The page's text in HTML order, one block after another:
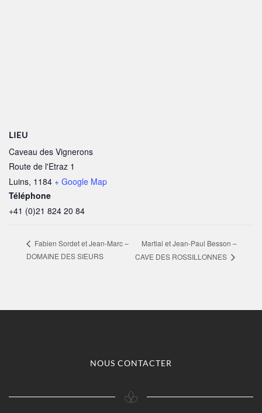
LIEU
Caveau des Vignerons
Route de l'Etraz 1
Luins, 1184 + Google Map
Téléphone
+41 (0)21 824 20 84
Fabien Sordet et Jean-Marc –
DOMAINE DES SIEURS
Martial et Jean-Paul Besson –
CAVE DES ROSSILLONNES
NOUS CONTACTER